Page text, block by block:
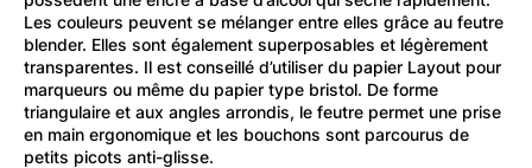
Les couleurs peuvent se mélanger entre elles grâce au feutre
blender. Elles sont également superposables et légèrement
transparentes. Il est conseillé d’utiliser du papier Layout pour
marqueurs ou même du papier type bristol. De forme
triangulaire et aux angles arrondis, le feutre permet une prise
en main ergonomique et les bouchons sont parcourus de
petits picots anti-glisse.